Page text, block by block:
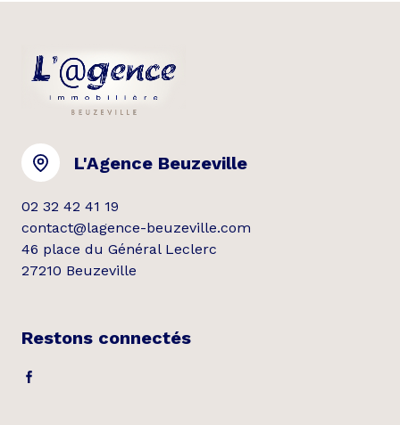
L'Agence Beuzeville
02 32 42 41 19
contact@lagence-beuzeville.com
46 place du Général Leclerc
27210 Beuzeville
Restons connectés